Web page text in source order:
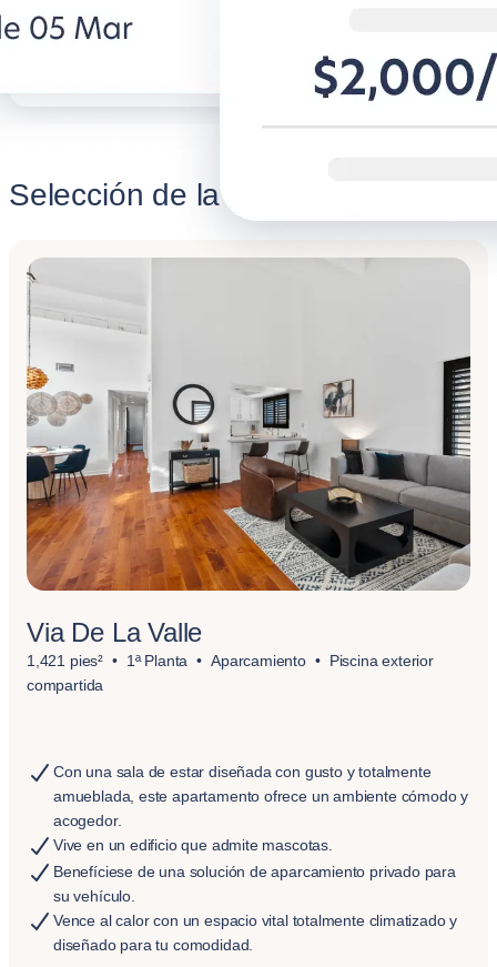
Descubre BG for Business
Selección de la semana
Via De La Valle
1,421 pies² 1ª Planta Aparcamiento
Piscina exterior
compartida
Con una sala de estar diseñada con gusto y totalmente
amueblada, este apartamento ofrece un ambiente cómodo y
acogedor.
Vive en un edificio que admite mascotas.
Benefíciese de una solución de aparcamiento privado para
su vehículo.
Vence al calor con un espacio vital totalmente climatizado y
diseñado para tu comodidad.